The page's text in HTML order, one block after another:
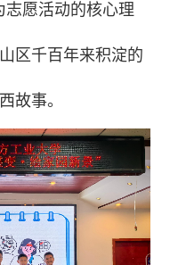
志愿活动的核心理
区千百年来积淀的
故事。